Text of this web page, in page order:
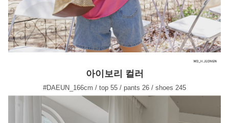
아이보리 컬러
#DAEUN_166cm / top 55 / pants 26 / shoes 245